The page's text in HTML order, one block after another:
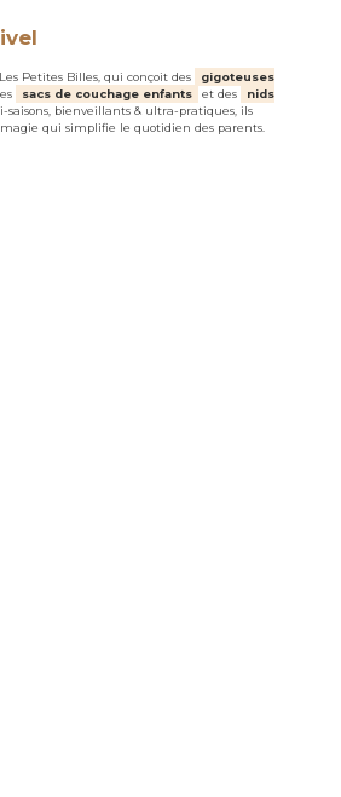
Petites Billes, qui conçoit des
gigoteuses
sacs de couchage enfants et des
nids
saisons, bienveillants & ultra-pratiques, ils
qui simplifie le quotidien des parents.